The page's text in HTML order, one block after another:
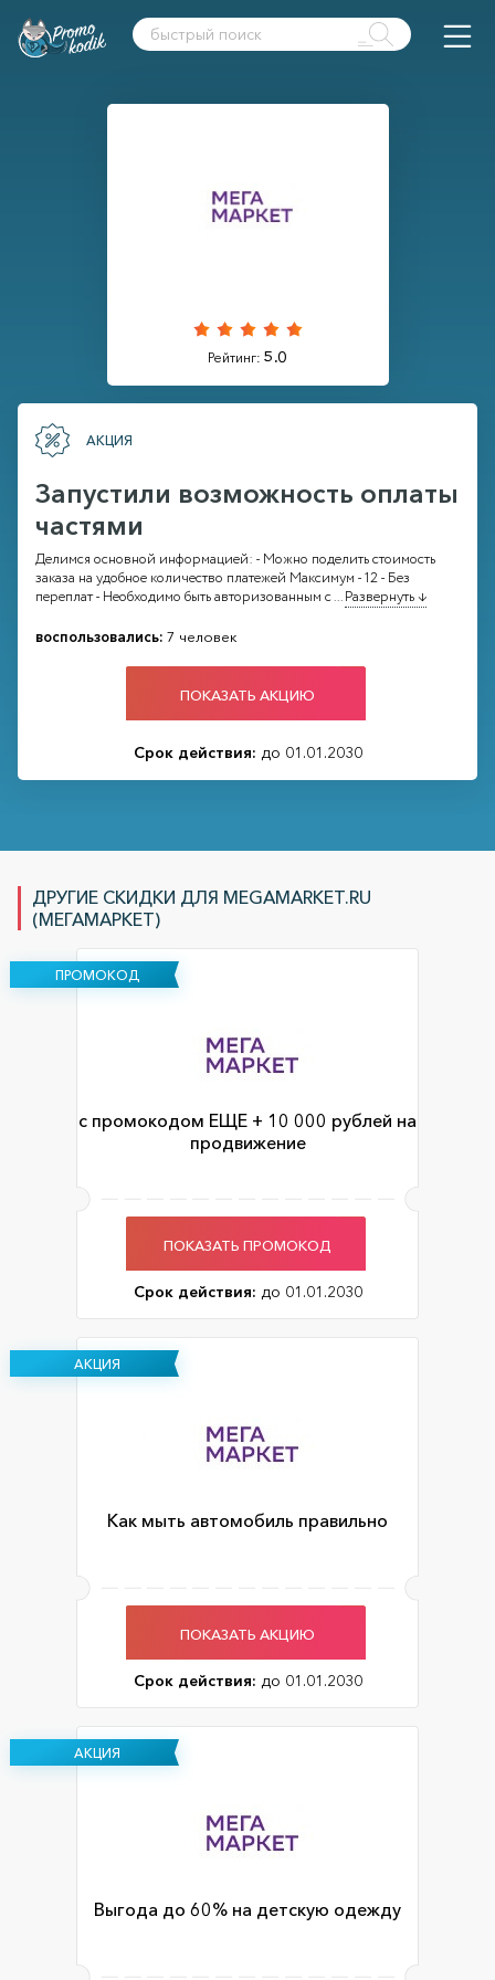
Рейтинг: 5.0
АКЦИЯ
Запустили возможность оплаты
частями
Делимся основной информацией: - Можно поделить стоимость
заказа на удобное количество платежей Максимум - 12 - Без
переплат - Необходимо быть авторизованным с...Развернуть ↓
воспользовались: 7 человек
ПОКАЗАТЬ АКЦИЮ
Срок действия: до 01.01.2030
ДРУГИЕ СКИДКИ ДЛЯ MEGAMARKET.RU
(МЕГАМАРКЕТ)
ПРОМОКОД
с промокодом ЕЩЕ + 10 000 рублей на
продвижение
ПОКАЗАТЬ ПРОМОКОД
Срок действия: до 01.01.2030
АКЦИЯ
Как мыть автомобиль правильно
ПОКАЗАТЬ АКЦИЮ
Срок действия: до 01.01.2030
АКЦИЯ
Выгода до 60% на детскую одежду